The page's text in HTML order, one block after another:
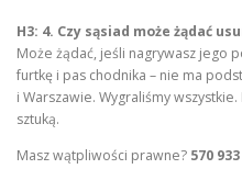
H3: 4. Czy sąsiad może żądać
Może żądać, jeśli nagrywasz jego
furtkę i pas chodnika – nie ma
i Warszawie. Wygraliśmy
sztuką.
Masz wątpliwości prawne? 570